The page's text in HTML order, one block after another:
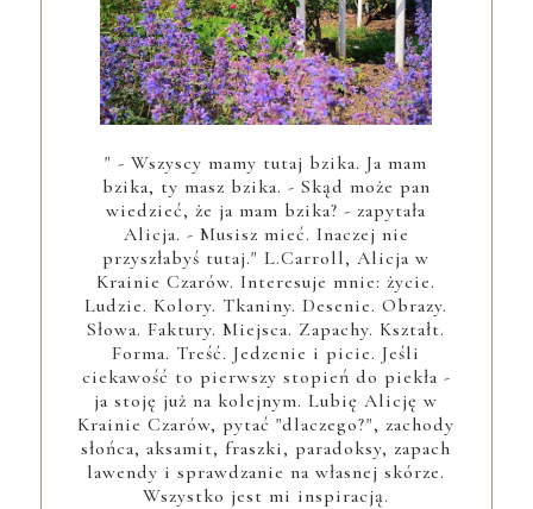
" - Wszyscy mamy tutaj bzika. Ja mam
bzika, ty masz bzika. - Skąd może pan
wiedzieć, że ja mam bzika? - zapytała
Alicja. - Musisz mieć. Inaczej nie
przyszłabyś tutaj." L.Carroll, Alicja w
Krainie Czarów. Interesuje mnie: życie.
Ludzie. Kolory. Tkaniny. Desenie. Obrazy.
Słowa. Faktury. Miejsca. Zapachy. Kształt.
Forma. Treść. Jedzenie i picie. Jeśli
ciekawość to pierwszy stopień do piekła -
ja stoję już na kolejnym. Lubię Alicję w
Krainie Czarów, pytać "dlaczego?", zachody
słońca, aksamit, fraszki, paradoksy, zapach
lawendy i sprawdzanie na własnej skórze.
Wszystko jest mi inspiracją.